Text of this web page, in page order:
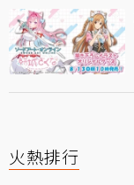
火熱排行